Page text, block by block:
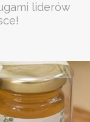
liderów